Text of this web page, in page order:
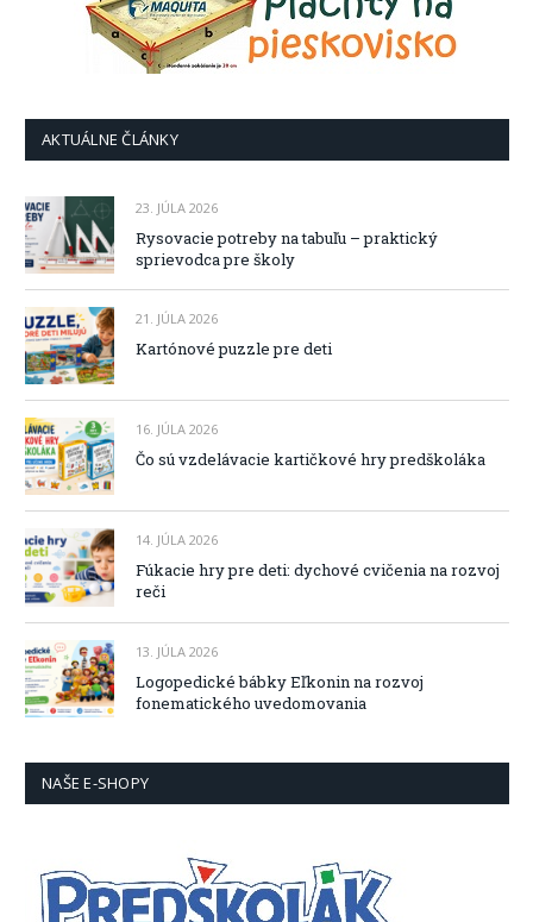
AKTUÁLNE ČLÁNKY
23. JÚLA 2026
Rysovacie potreby na tabuľu – praktický
sprievodca pre školy
21. JÚLA 2026
Kartónové puzzle pre deti
16. JÚLA 2026
Čo sú vzdelávacie kartičkové hry predškoláka
14. JÚLA 2026
Fúkacie hry pre deti: dychové cvičenia na rozvoj
reči
13. JÚLA 2026
Logopedické bábky Eľkonin na rozvoj
fonematického uvedomovania
NAŠE E-SHOPY